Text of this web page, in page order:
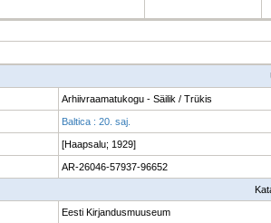
Arhiivraamatukogu - Säilik / Trükis
Baltica : 20. saj.
[Haapsalu; 1929]
AR-26046-57937-96652
Eesti Kirjandusmuuseum